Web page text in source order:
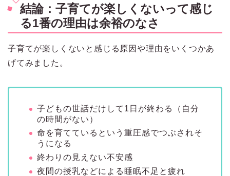
結論：子育てが楽しくないって感じ
る1番の理由は余裕のなさ
子育てが楽しくないと感じる原因や理由をいくつかあ
げてみました。
子どもの世話だけして1日が終わる（自分
の時間がない）
命を育てているという重圧感でつぶされそ
うになる
終わりの見えない不安感
夜間の授乳などによる睡眠不足と疲れ